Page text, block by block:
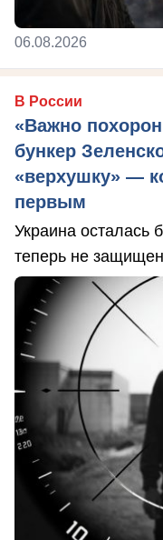
06.08.2026
В России
«Важно
бункер
«верхушку» —
первым
Украина осталась
теперь не